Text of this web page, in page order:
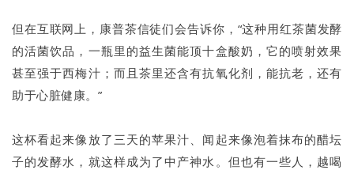
但在互联网上，康普茶信徒们会告诉你，“这种用红茶菌发酵
的活菌饮品，一瓶里的益生菌能顶十盒酸奶，它的喷射效果
甚至强于西梅汁；而且茶里还含有抗氧化剂，能抗老，还有
助于心脏健康。”
这杯看起来像放了三天的苹果汁、闻起来像泡着抹布的醋坛
子的发酵水，就这样成为了中产神水。但也有一些人，越喝